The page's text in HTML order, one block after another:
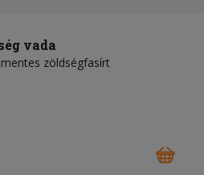
vada
zöldségfasírt